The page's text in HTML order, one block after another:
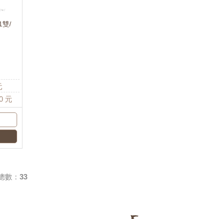
雙/
元
數：33